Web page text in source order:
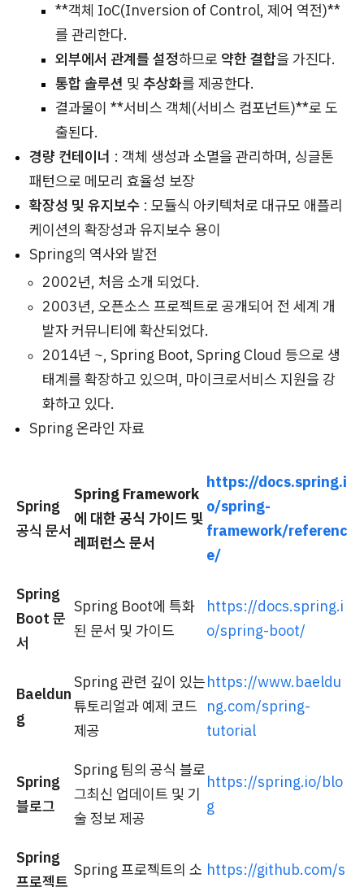
**객체 IoC(Inversion of Control, 제어 역전)**
를 관리한다.
외부에서 관계를 설정하므로 약한 결합을 가진다.
통합 솔루션 및 추상화를 제공한다.
결과물이 **서비스 객체(서비스 컴포넌트)**로 도
출된다.
경량 컨테이너 : 객체 생성과 소멸을 관리하며, 싱글톤
패턴으로 메모리 효율성 보장
확장성 및 유지보수 : 모듈식 아키텍처로 대규모 애플리
케이션의 확장성과 유지보수 용이
Spring의 역사와 발전
2002년, 처음 소개 되었다.
2003년, 오픈소스 프로젝트로 공개되어 전 세계 개
발자 커뮤니티에 확산되었다.
2014년 ~, Spring Boot, Spring Cloud 등으로 생
태계를 확장하고 있으며, 마이크로서비스 지원을 강
화하고 있다.
Spring 온라인 자료
Spring
공식 문서
Spring Framework
에 대한 공식 가이드 및
레퍼런스 문서
https://docs.spring.i
o/spring-
framework/referenc
e/
Spring
Boot 문
서
Spring Boot에 특화
된 문서 및 가이드
https://docs.spring.i
o/spring-boot/
Baeldun
g
Spring 관련 깊이 있는
튜토리얼과 예제 코드
제공
https://www.baeldu
ng.com/spring-
tutorial
Spring
블로그
Spring 팀의 공식 블로
그최신 업데이트 및 기
술 정보 제공
https://spring.io/blo
g
Spring
프로젝트
Spring 프로젝트의 소 https://github.com/s